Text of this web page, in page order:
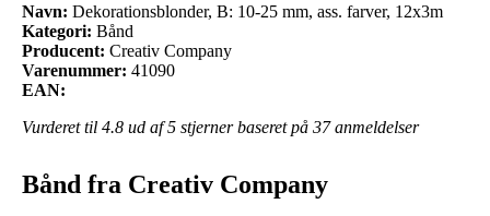
Navn: Dekorationsblonder, B: 10-25 mm, ass. farver, 12x3m
Kategori: Bånd
Producent: Creativ Company
Varenummer: 41090
EAN:
Vurderet til 4.8 ud af 5 stjerner baseret på 37anmeldelser
Bånd fra Creativ Company